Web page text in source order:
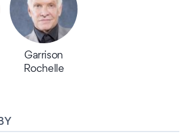
Garrison
Rochelle